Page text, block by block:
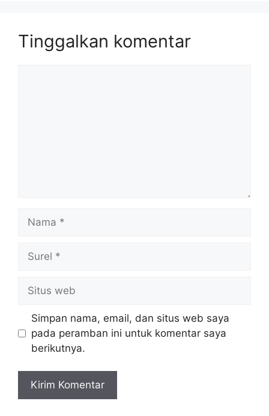
Tinggalkan komentar
web
Simpan nama, email, dan situs web saya
pada peramban ini untuk komentar saya
berikutnya.